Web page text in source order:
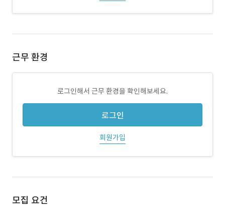
근무 환경
로그인해서 근무 환경을 확인해보세요.
로그인
회원가입
모집 요건